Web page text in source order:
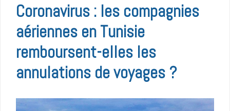
Coronavirus : les compagnies
aériennes en Tunisie
remboursent-elles les
annulations de voyages ?